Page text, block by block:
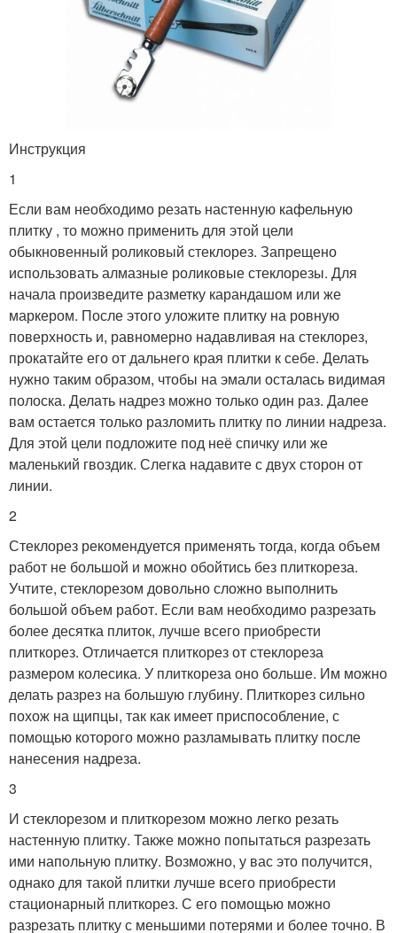
Инструкция
1
Если вам необходимо резать настенную кафельную
плитку , то можно применить для этой цели
обыкновенный роликовый стеклорез. Запрещено
использовать алмазные роликовые стеклорезы. Для
начала произведите разметку карандашом или же
маркером. После этого уложите плитку на ровную
поверхность и, равномерно надавливая на стеклорез,
прокатайте его от дальнего края плитки к себе. Делать
нужно таким образом, чтобы на эмали осталась видимая
полоска. Делать надрез можно только один раз. Далее
вам остается только разломить плитку по линии надреза.
Для этой цели подложите под неё спичку или же
маленький гвоздик. Слегка надавите с двух сторон от
линии.
2
Стеклорез рекомендуется применять тогда, когда объем
работ не большой и можно обойтись без плиткореза.
Учтите, стеклорезом довольно сложно выполнить
большой объем работ. Если вам необходимо разрезать
более десятка плиток, лучше всего приобрести
плиткорез. Отличается плиткорез от стеклореза
размером колесика. У плиткореза оно больше. Им можно
делать разрез на большую глубину. Плиткорез сильно
похож на щипцы, так как имеет приспособление, с
помощью которого можно разламывать плитку после
нанесения надреза.
3
И стеклорезом и плиткорезом можно легко резать
настенную плитку. Также можно попытаться разрезать
ими напольную плитку. Возможно, у вас это получится,
однако для такой плитки лучше всего приобрести
стационарный плиткорез. С его помощью можно
разрезать плитку с меньшими потерями и более точно. В